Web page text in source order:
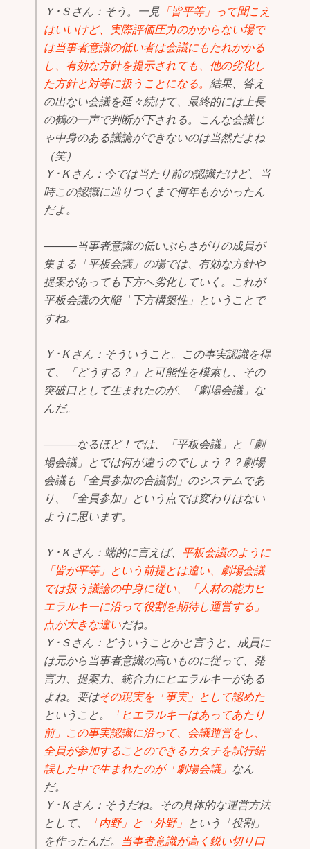
Ｙ･Ｓさん：そう。一見 「皆平等」って聞こえ
はいいけど、実際評価圧力のかからない場で
は当事者意識の低い者は会議にもたれかかる
し、有効な方針を提示されても、他の劣化し
た方針と対等に扱うことになる。 結果、答え
の出ない会議を延々続けて、最終的には上長
の鶴の一声で判断が下される。こんな会議じ
ゃ中身のある議論ができないのは当然だよね
（笑）
Ｙ･Ｋさん：今では当たり前の認識だけど、当
時この認識に辿りつくまで何年もかかったん
だよ。
―――当事者意識の低いぶらさがりの成員が
集まる「平板会議」の場では、有効な方針や
提案があっても下方へ劣化していく。これが
平板会議の欠陥「下方構築性」ということで
すね。
Ｙ･Ｋさん：そういうこと。この事実認識を得
て、「どうする？」と可能性を模索し、その
突破口として生まれたのが、「劇場会議」な
んだ。
―――なるほど！では、「平板会議」と「劇
場会議」とでは何が違うのでしょう？？劇場
会議も「全員参加の合議制」のシステムであ
り、「全員参加」という点では変わりはない
ように思います。
Ｙ･Ｋさん：端的に言えば、 平板会議のように
「皆が平等」という前提とは違い、劇場会議
では扱う議論の中身に従い、「人材の能力ヒ
エラルキーに沿って役割を期待し運営する」
点が大きな違いだね。
Ｙ･Ｓさん：どういうことかと言うと、成員に
は元から当事者意識の高いものに従って、発
言力、提案力、統合力にヒエラルキーがある
よね。要はその現実を「事実」として認めた
ということ。
「ヒエラルキーはあってあたり
前」この事実認識に沿って、会議運営をし、
全員が参加することのできるカタチを試行錯
誤した中で生まれたのが「劇場会議」 なん
だ。
Ｙ･Ｋさん：そうだね。その具体的な運営方法
として、
「内野」と「外野」 という「役割」
を作ったんだ。
当事者意識が高く鋭い切り口